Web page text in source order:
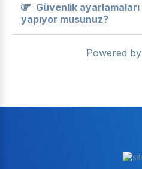
Güvenlik
yapıyor musunuz?
Powered by